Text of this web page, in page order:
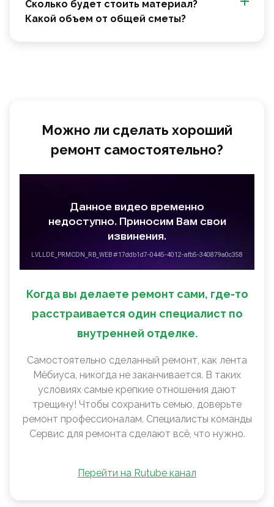
Сколько будет стоить материал?
Какой объем от общей сметы?
Можно ли сделать хороший
ремонт самостоятельно?
Когда вы делаете ремонт сами, где-то
расстраивается один специалист по
внутренней отделке.
Самостоятельно сделанный ремонт, как лента
Мëбиуса, никогда не заканчивается. В таких
условиях самые крепкие отношения дают
трещину! Чтобы сохранить семью, доверьте
ремонт профессионалам. Специалисты команды
Сервис для ремонта сделают всё, что нужно.
Перейти на Rutube канал